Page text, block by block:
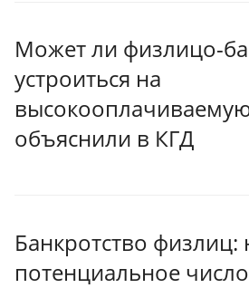
Может ли физлицо-
устроиться на
объяснили в КГД
Банкротство физлиц:
потенциальное